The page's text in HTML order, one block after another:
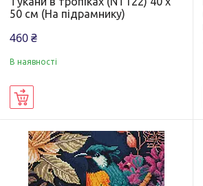
50 см (На підрамнику)
460 ₴
В наявності